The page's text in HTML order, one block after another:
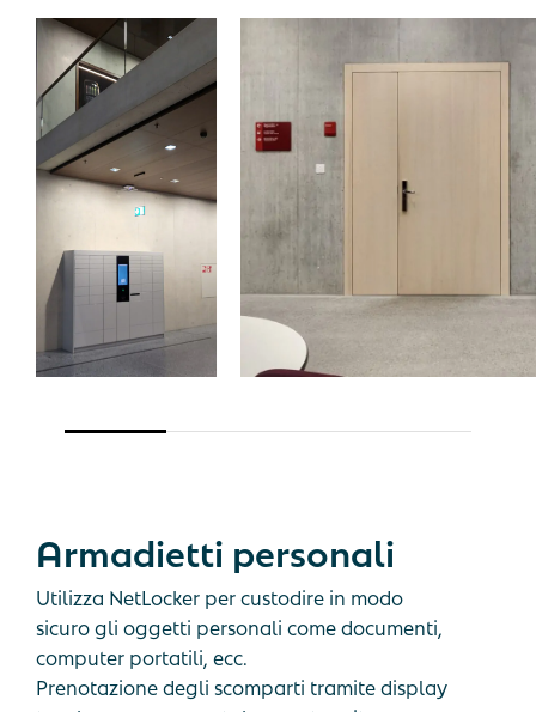
Armadietti personali
Utilizza NetLocker per custodire in modo
sicuro gli oggetti personali come documenti,
computer portatili, ecc.
Prenotazione degli scomparti tramite display